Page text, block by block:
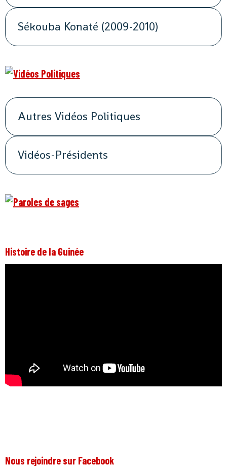
Sékouba Konaté (2009-2010)
Autres Vidéos Politiques
Vidéos-Présidents
Histoire de la Guinée
Nous rejoindre sur Facebook